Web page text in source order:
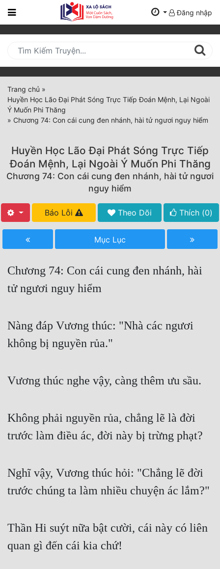
Trang
Mới
Cập
Nhật
(current)
BXH
Tất Cả
Truyện Mới Ra
Truyện Convert
Truyện Dịch
Truyện ngắn
Xa Lộ Dịch
Dã Sử
Dị Năng
Gia Đấu
Đăng nhập
Trang chủ »
Huyền Học Lão Đại Phát Sóng Trực Tiếp Đoán Mệnh, Lại Ngoài
Ý Muốn Phi Thăng
» Chương 74: Con cái cung đen nhánh, hài tử ngươi nguy hiểm
Huyền Học Lão Đại Phát Sóng Trực Tiếp
Đoán Mệnh, Lại Ngoài Ý Muốn Phi Thăng
Chương 74: Con cái cung đen nhánh, hài tử ngươi
nguy hiểm
Báo Lỗi Theo Dõi Thích (0)
Mục Lục
Chương 74: Con cái cung đen nhánh, hài
tử ngươi nguy hiểm
Nàng đáp Vương thúc: "Nhà các ngươi
không bị nguyền rủa."
Vương thúc nghe vậy, càng thêm ưu sầu.
Không phải nguyền rủa, chẳng lẽ là đời
trước làm điều ác, đời này bị trừng phạt?
Nghĩ vậy, Vương thúc hỏi: "Chẳng lẽ đời
trước chúng ta làm nhiều chuyện ác lắm?"
Thần Hi suýt nữa bật cười, cái này có liên
quan gì đến cái kia chứ!